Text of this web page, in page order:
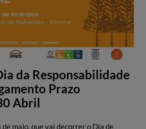
da Responsabilidade
Prazo
Abril
de maio, que vai decorrer o Dia de